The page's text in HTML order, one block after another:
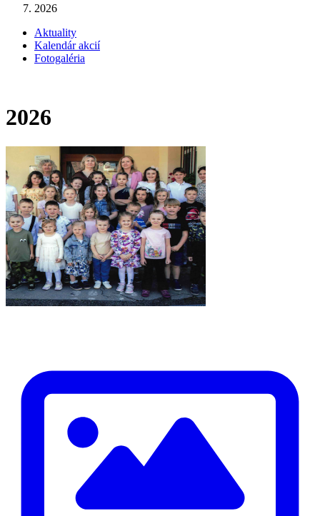
2026
Aktuality
Kalendár akcií
Fotogaléria
2026